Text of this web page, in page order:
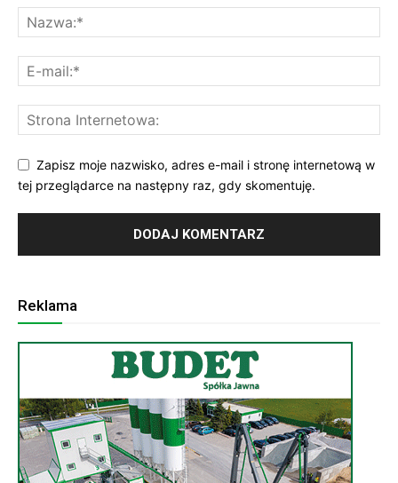
Zapisz moje nazwisko, adres e-mail i stronę internetową w
tej przeglądarce na następny raz, gdy skomentuję.
Reklama